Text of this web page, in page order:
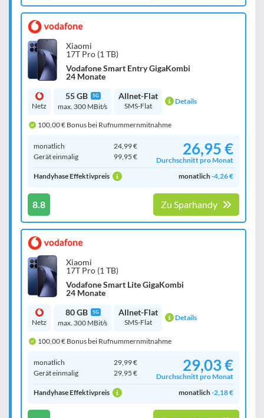
Xiaomi
17T Pro (1 TB)
Vodafone Smart Entry GigaKombi
24 Monate
Netz
55 GB 5G
max. 300 MBit/s
Allnet-Flat
SMS-Flat Details
100,00 € Bonus bei Rufnummernmitnahme
monatlich
24,99 €
Gerät einmalig
99,95 € 26,95 €
Durchschnitt pro Monat
Handyhase Effektivpreis
monatlich-4,26 €
8.8 Zu Sparhandy
Xiaomi
17T Pro (1 TB)
Vodafone Smart Lite GigaKombi
24 Monate
Netz
80 GB 5G
max. 300 MBit/s
Allnet-Flat
SMS-Flat Details
100,00 € Bonus bei Rufnummernmitnahme
monatlich
29,99 €
Gerät einmalig
29,95 € 29,03 €
Durchschnitt pro Monat
Handyhase Effektivpreis
monatlich-2,18 €